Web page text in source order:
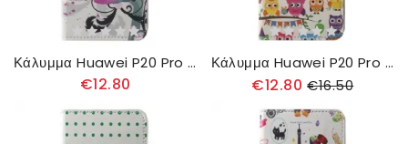
Κάλυμμα Huawei P20 Pro Τροπικά Λουλούδια
€12.80
Κάλυμμα Huawei P20 Pro Πολλαπλές Κουκουβάγιες
€12.80 €16.50